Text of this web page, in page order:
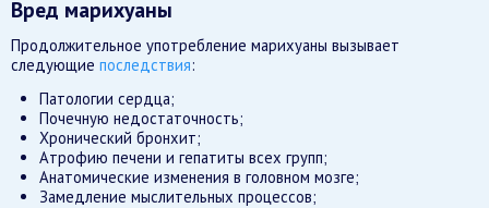
Вред марихуаны
Продолжительное употребление марихуаны вызывает
следующие последствия:
Патологии сердца;
Почечную недостаточность;
Хронический бронхит;
Атрофию печени и гепатиты всех групп;
Анатомические изменения в головном мозге;
Замедление мыслительных процессов;